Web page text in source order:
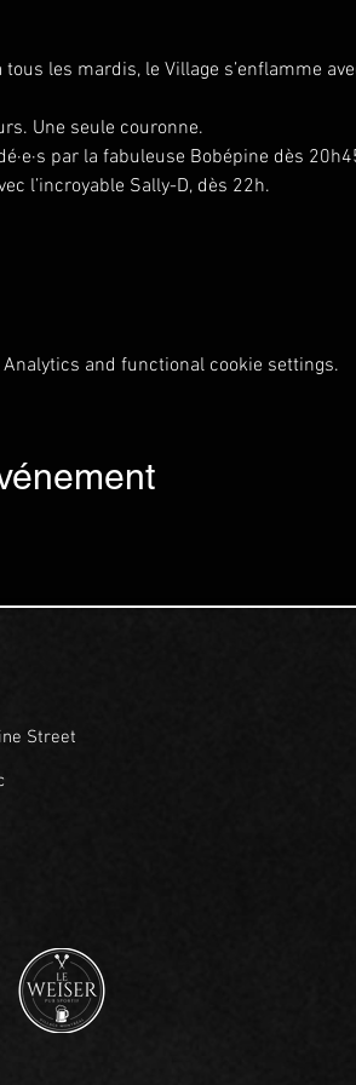
les mardis, le Village s’enflamme
Une seule couronne.
par la fabuleuse Bobépine dès
l’incroyable Sally-D, dès 22h.
and functional cookie settings.
Street